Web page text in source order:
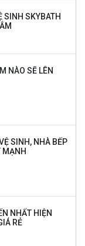
SINH SKYBATH
NÀO SẼ LÊN
SINH, NHÀ BẾP
MẠNH
NHẤT HIỆN
RẺ